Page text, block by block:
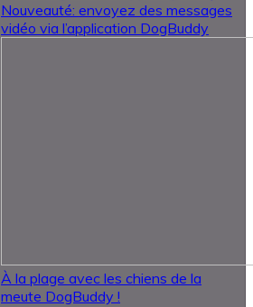
Nouveauté: envoyez des messages
vidéo via l’application DogBuddy
À la plage avec les chiens de la
meute DogBuddy !